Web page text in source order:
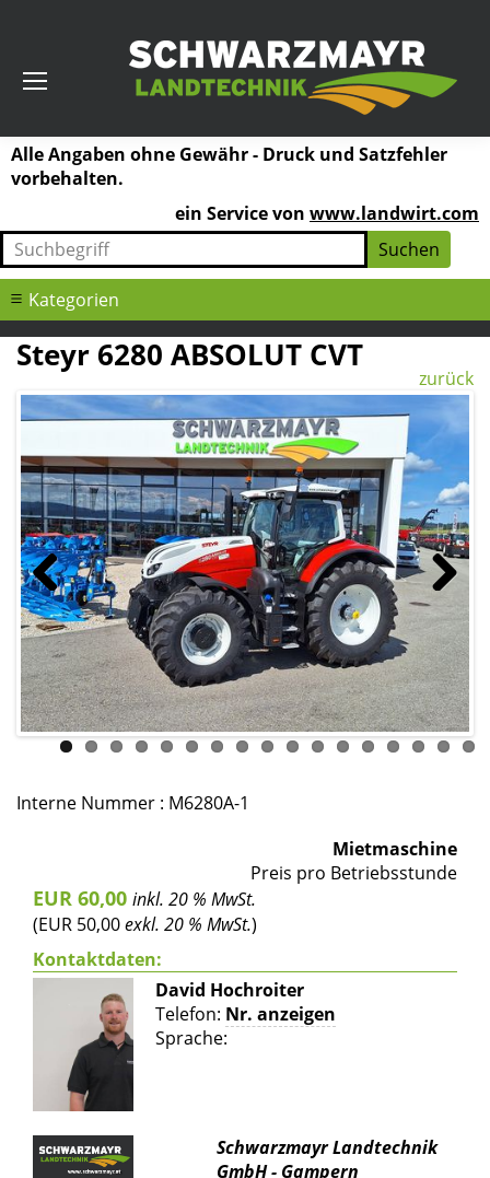
Kategorien
Steyr 6280 ABSOLUT CVT
zurück
Previous Next
Interne Nummer : M6280A-1
Mietmaschine
Preis pro Betriebsstunde
EUR 60,00 inkl. 20 % MwSt.
(EUR 50,00exkl. 20 % MwSt.)
Kontaktdaten:
David Hochroiter
Telefon: Nr. anzeigen
Sprache:
Schwarzmayr Landtechnik
GmbH - Gampern
Alle Angaben ohne Gewähr - Druck und Satzfehler
vorbehalten.
ein Service von www.landwirt.com